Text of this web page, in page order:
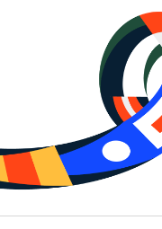
портрет на
и Антарктики.